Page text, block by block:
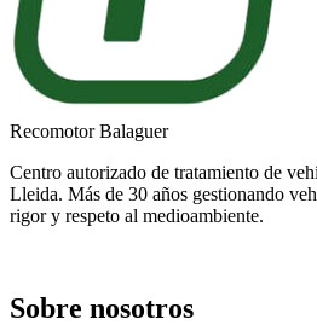
Recomotor Balaguer
Centro autorizado de tratamiento de
Lleida. Más de 30 años gestionando
rigor y respeto al medioambiente.
Sobre nosotros